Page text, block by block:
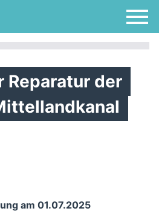
Reparatur der
am 01.07.2025